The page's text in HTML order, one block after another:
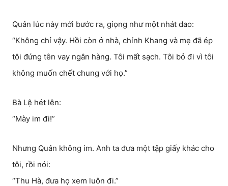
Quân lúc này mới bước ra, giọng như một nhát dao:
“Không chỉ vậy. Hồi còn ở nhà, chính Khang và mẹ đã ép
tôi đứng tên vay ngân hàng. Tôi mất sạch. Tôi bỏ đi vì tôi
không muốn chết chung với họ.”
Bà Lệ hét lên:
“Mày im đi!”
Nhưng Quân không im. Anh ta đưa một tập giấy khác cho
tôi, rồi nói:
“Thu Hà, đưa họ xem luôn đi.”